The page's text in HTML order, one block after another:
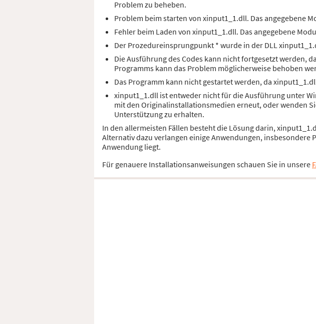
Problem zu beheben.
Problem beim starten von xinput1_1.dll. Das angegebene
Fehler beim Laden von xinput1_1.dll. Das angegebene
Der Prozedureinsprungpunkt * wurde in der DLL
Die Ausführung des Codes kann nicht fortgesetzt werden,
Programms kann das Problem möglicherweise behoben
Das Programm kann nicht gestartet werden, da
xinput1_1.dll ist entweder nicht für die Ausführung unter
mit den Originalinstallationsmedien erneut, oder wenden
Unterstützung zu erhalten.
In den allermeisten Fällen besteht die Lösung darin,
Alternativ dazu verlangen einige Anwendungen, insbesondere
Anwendung liegt.
Für genauere Installationsanweisungen schauen Sie in unsere